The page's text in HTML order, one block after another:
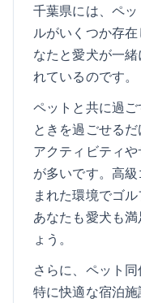
千葉県には、ペ
ルがいくつか存
なたと愛犬が一
れているのです。
ペットと共に過
ときを過ごせる
アクティビティ
が多いです。高
まれた環境でゴ
あなたも愛犬も
ょう。
さらに、ペット
特に快適な宿泊